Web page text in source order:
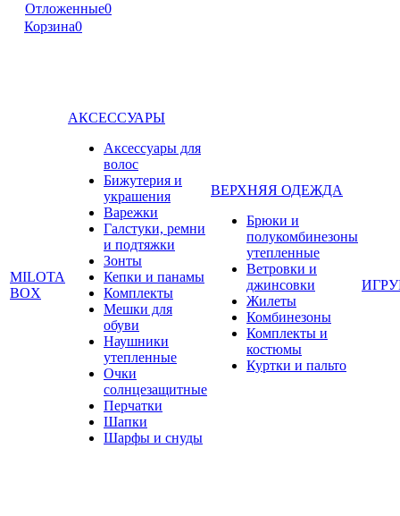
Отложенные0
Корзина0
MILOTA
BOX
АКСЕССУАРЫ
Аксессуары для
волос
Бижутерия и
украшения
Варежки
Галстуки, ремни
и подтяжки
Зонты
Кепки и панамы
Комплекты
Мешки для
обуви
Наушники
утепленные
Очки
солнцезащитные
Перчатки
Шапки
Шарфы и снуды
ВЕРХНЯЯ ОДЕЖДА
Брюки и
полукомбинезоны
утепленные
Ветровки и
джинсовки
Жилеты
Комбинезоны
Комплекты и
костюмы
Куртки и пальто